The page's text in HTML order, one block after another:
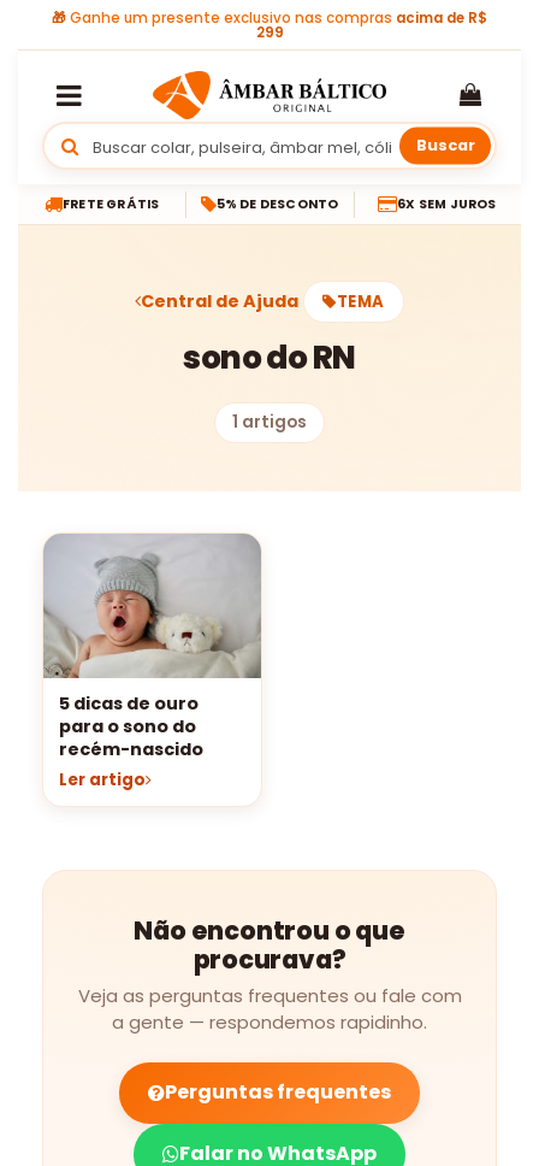
🎁Ganhe um presente exclusivo nas compras acima de R$
299
Buscar
FRETE GRÁTIS 5% DE DESCONTO 6X SEM JUROS
Central de Ajuda TEMA
sono do RN
1 artigos
5 dicas de ouro
para o sono do
recém-nascido
Ler artigo
Não encontrou o que
procurava?
Veja as perguntas frequentes ou fale com
a gente — respondemos rapidinho.
Perguntas frequentes
Falar no WhatsApp